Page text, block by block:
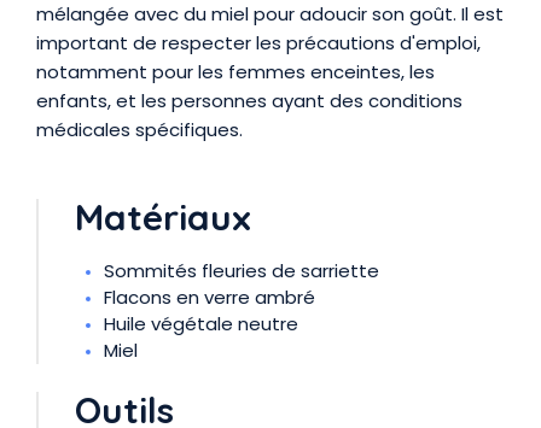
mélangée avec du miel pour adoucir son goût. Il est
important de respecter les précautions d'emploi,
notamment pour les femmes enceintes, les
enfants, et les personnes ayant des conditions
médicales spécifiques.
Matériaux
Sommités fleuries de sarriette
Flacons en verre ambré
Huile végétale neutre
Miel
Outils